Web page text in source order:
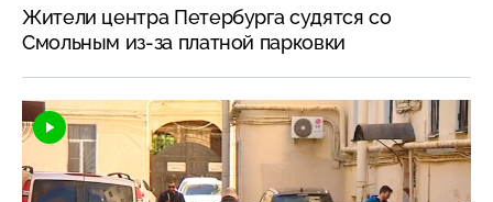
Жители центра Петербурга судятся со
Смольным из-за платной парковки